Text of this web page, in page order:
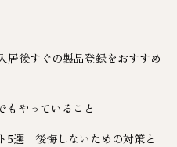
後すぐの製品登録をおすすめ
やっていること
5選 後悔しないための対策と